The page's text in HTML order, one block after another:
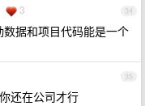
34
3
据和项目代码能是一个
35
还在公司才行